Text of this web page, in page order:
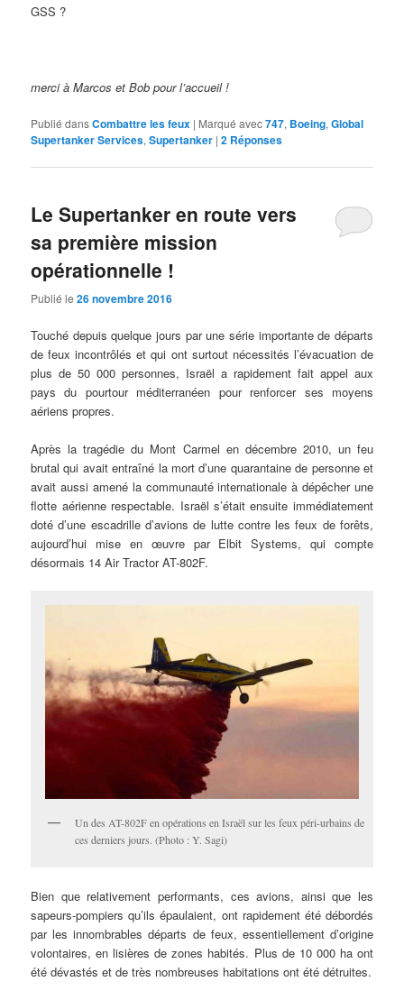
GSS ?
merci à Marcos et Bob pour l’accueil !
Publié dansCombattre les feux | Marqué avec747, Boeing,Global
Supertanker Services,Supertanker |2 Réponses
Le Supertanker en route vers
sa première mission
opérationnelle !
Publié le26 novembre 2016
Touché depuis quelque jours par une série importante de départs
de feux incontrôlés et qui ont surtout nécessités l’évacuation de
plus de 50 000 personnes, Israël a rapidement fait appel aux
pays du pourtour méditerranéen pour renforcer ses moyens
aériens propres.
Après la tragédie du Mont Carmel en décembre 2010, un feu
brutal qui avait entraîné la mort d’une quarantaine de personne et
avait aussi amené la communauté internationale à dépêcher une
flotte aérienne respectable. Israël s’était ensuite immédiatement
doté d’une escadrille d’avions de lutte contre les feux de forêts,
aujourd’hui mise en œuvre par Elbit Systems, qui compte
désormais 14 Air Tractor AT-802F.
Un des AT-802F en opérations en Israël sur les feux péri-urbains de
ces derniers jours. (Photo : Y. Sagi)
Bien que relativement performants, ces avions, ainsi que les
sapeurs-pompiers qu’ils épaulaient, ont rapidement été débordés
par les innombrables départs de feux, essentiellement d’origine
volontaires, en lisières de zones habités. Plus de 10 000 ha ont
été dévastés et de très nombreuses habitations ont été détruites.